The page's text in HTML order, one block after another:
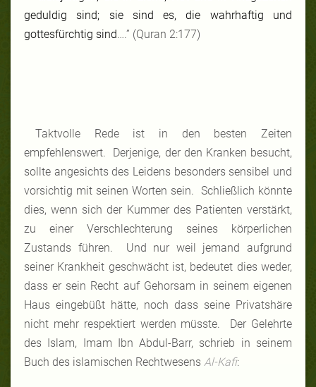
geduldig sind; sie sind es, die wahrhaftig und
gottesfürchtig sind ….” (Quran 2:177)
Taktvolle Rede ist in den besten Zeiten
empfehlenswert. Derjenige, der den Kranken besucht,
sollte angesichts des Leidens besonders sensibel und
vorsichtig mit seinen Worten sein. Schließlich könnte
dies, wenn sich der Kummer des Patienten verstärkt,
zu einer Verschlechterung seines körperlichen
Zustands führen. Und nur weil jemand aufgrund
seiner Krankheit geschwächt ist, bedeutet dies weder,
dass er sein Recht auf Gehorsam in seinem eigenen
Haus eingebüßt hätte, noch dass seine Privatshäre
nicht mehr respektiert werden müsste. Der Gelehrte
des Islam, Imam Ibn Abdul-Barr, schrieb in seinem
Buch des islamischen Rechtwesens Al-Kafi: